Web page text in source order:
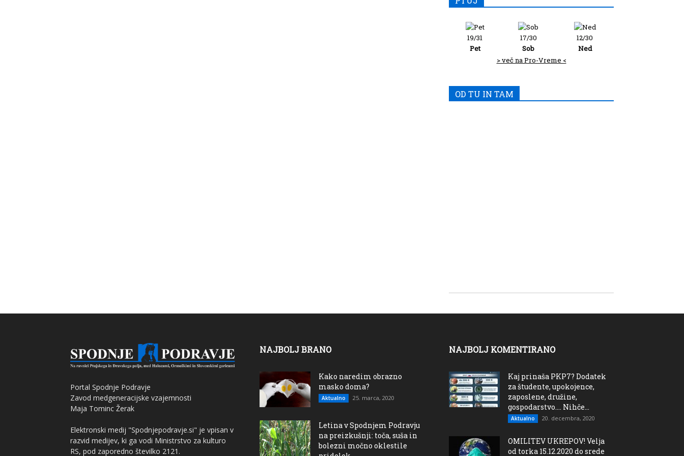
19/31
Pet
17/30
Sob
12/30
Ned
> več na Pro-Vreme <
OD TU IN TAM
Portal Spodnje Podravje
Zavod medgeneracijske vzajemnosti
Maja Tominc Žerak
Elektronski medij "Spodnjepodravje.si" je vpisan v
razvid medijev, ki ga vodi Ministrstvo za kulturo
RS, pod zaporedno številko 2121.
NAJBOLJ BRANO
Kako naredim obrazno
masko doma?
Aktualno 25. marca, 2020
Letina v Spodnjem Podravju
na preizkušnji: toča, suša in
bolezni močno oklestile
NAJBOLJ KOMENTIRANO
Kaj prinaša PKP7? Dodatek
za študente, upokojence,
zaposlene, družine,
gospodarstvo…. Nihče...
Aktualno 20. decembra, 2020
OMILITEV UKREPOV! Velja
od torka 15.12.2020 do srede